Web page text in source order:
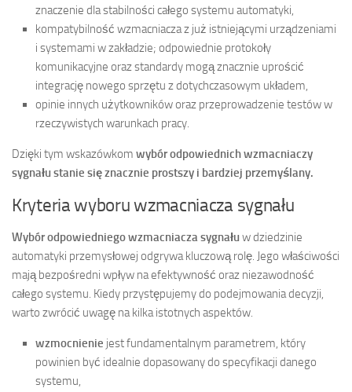
znaczenie dla stabilności całego systemu automatyki,
kompatybilność wzmacniacza z już istniejącymi urządzeniami
i systemami w zakładzie; odpowiednie protokoły
komunikacyjne oraz standardy mogą znacznie uprościć
integrację nowego sprzętu z dotychczasowym układem,
opinie innych użytkowników oraz przeprowadzenie testów w
rzeczywistych warunkach pracy.
Dzięki tym wskazówkom wybór odpowiednich wzmacniaczy
sygnału stanie się znacznie prostszy i bardziej przemyślany.
Kryteria wyboru wzmacniacza sygnału
Wybór odpowiedniego wzmacniacza sygnałuw dziedzinie
automatyki przemysłowej odgrywa kluczową rolę. Jego właściwości
mają bezpośredni wpływ na efektywność oraz niezawodność
całego systemu. Kiedy przystępujemy do podejmowania decyzji,
warto zwrócić uwagę na kilka istotnych aspektów.
wzmocnienie jest fundamentalnym parametrem, który
powinien być idealnie dopasowany do specyfikacji danego
systemu,